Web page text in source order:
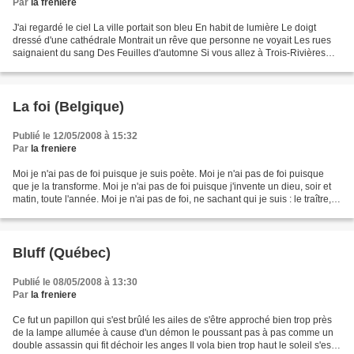
Par la freniere
J'ai regardé le ciel La ville portait son bleu En habit de lumière Le doigt
dressé d'une cathédrale Montrait un rêve que personne ne voyait Les rues
saignaient du sang Des Feuilles d'automne Si vous allez à Trois-Rivières
La foi (Belgique)
Publié le 12/05/2008 à 15:32
Par la freniere
Moi je n'ai pas de foi puisque je suis poète. Moi je n'ai pas de foi puisque
que je la transforme. Moi je n'ai pas de foi puisque j'invente un dieu, soir et
matin, toute l'année. Moi je n'ai pas de foi, ne sachant qui je suis : le traître, le
Bluff (Québec)
Publié le 08/05/2008 à 13:30
Par la freniere
Ce fut un papillon qui s'est brûlé les ailes de s'être approché bien trop près
de la lampe allumée à cause d'un démon le poussant pas à pas comme un
double assassin qui fit déchoir les anges Il vola bien trop haut le soleil s'est